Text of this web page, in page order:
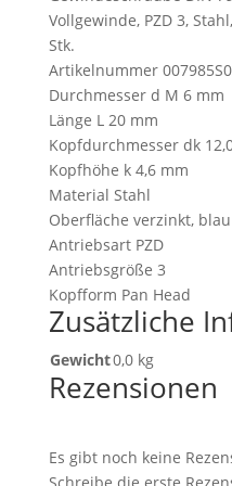
Vollgewinde, PZD 3,
Stk.
Artikelnummer
Durchmesser d M 6 mm
Länge L 20 mm
Kopfdurchmesser dk
Kopfhöhe k 4,6 mm
Material Stahl
Oberfläche verzinkt,
Antriebsart PZD
Antriebsgröße 3
Kopfform Pan Head
Zusätzliche
Gewicht0,0 kg
Rezensionen
Es gibt noch keine